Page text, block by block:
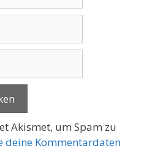
Akismet, um Spam zu
deine Kommentardaten